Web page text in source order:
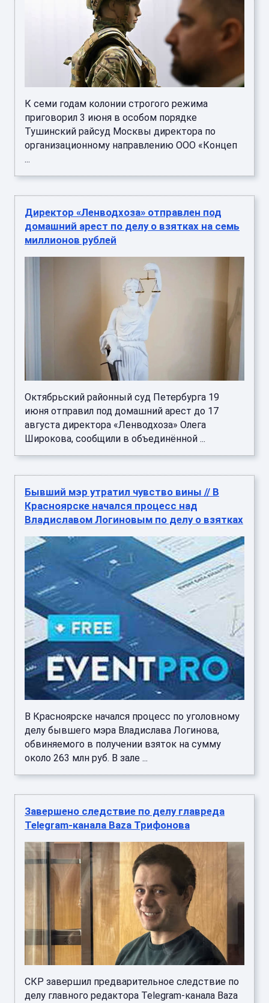
К семи годам колонии строгого режима
приговорил 3 июня в особом порядке
Тушинский райсуд Москвы директора по
организационному направлению ООО «Концеп
...
Директор «Ленводхоза» отправлен под
домашний арест по делу о взятках на семь
миллионов рублей
Октябрьский районный суд Петербурга 19
июня отправил под домашний арест до 17
августа директора «Ленводхоза» Олега
Широкова, сообщили в объединённой ...
Бывший мэр утратил чувство вины // В
Красноярске начался процесс над
Владиславом Логиновым по делу о взятках
В Красноярске начался процесс по уголовному
делу бывшего мэра Владислава Логинова,
обвиняемого в получении взяток на сумму
около 263 млн руб. В зале ...
Завершено следствие по делу главреда
Telegram-канала Baza Трифонова
СКР завершил предварительное следствие по
делу главного редактора Telegram-канала Baza